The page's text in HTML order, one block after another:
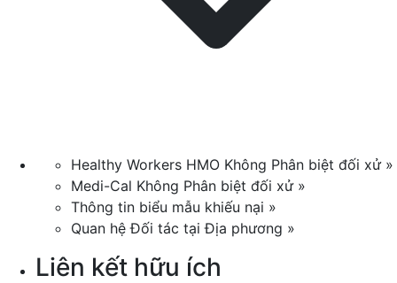
Healthy Workers HMO Không Phân biệt đối xử »
Medi-Cal Không Phân biệt đối xử »
Thông tin biểu mẫu khiếu nại »
Quan hệ Đối tác tại Địa phương »
Liên kết hữu ích